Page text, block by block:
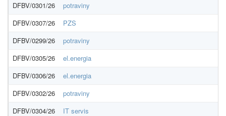
DFBV/0301/26
potraviny
DFBV/0307/26
PZS
DFBV/0299/26
potraviny
DFBV/0305/26
el.energia
DFBV/0306/26
el.energia
DFBV/0302/26
potraviny
DFBV/0304/26
IT servis